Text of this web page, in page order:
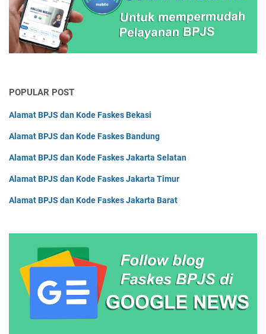
POPULAR POST
Alamat BPJS dan Kode Faskes Bekasi
Alamat BPJS dan Kode Faskes Bandung
Alamat BPJS dan Kode Faskes Jakarta Selatan
Alamat BPJS dan Kode Faskes Jakarta Timur
Alamat BPJS dan Kode Faskes Jakarta Barat